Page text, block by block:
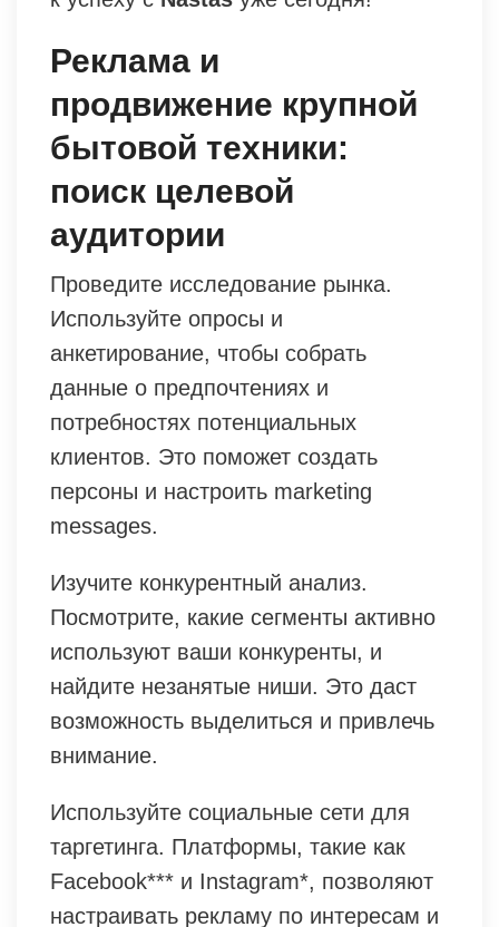
Реклама и
продвижение крупной
бытовой техники:
поиск целевой
аудитории
Проведите исследование рынка.
Используйте опросы и
анкетирование, чтобы собрать
данные о предпочтениях и
потребностях потенциальных
клиентов. Это поможет создать
персоны и настроить marketing
messages.
Изучите конкурентный анализ.
Посмотрите, какие сегменты активно
используют ваши конкуренты, и
найдите незанятые ниши. Это даст
возможность выделиться и привлечь
внимание.
Используйте социальные сети для
таргетинга. Платформы, такие как
Facebook*** и Instagram*, позволяют
настраивать рекламу по интересам и